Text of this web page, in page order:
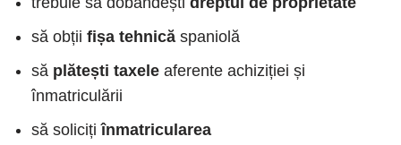
să obții fișa tehnică spaniolă
să plătești taxele aferente achiziției și
înmatriculării
să soliciți înmatricularea